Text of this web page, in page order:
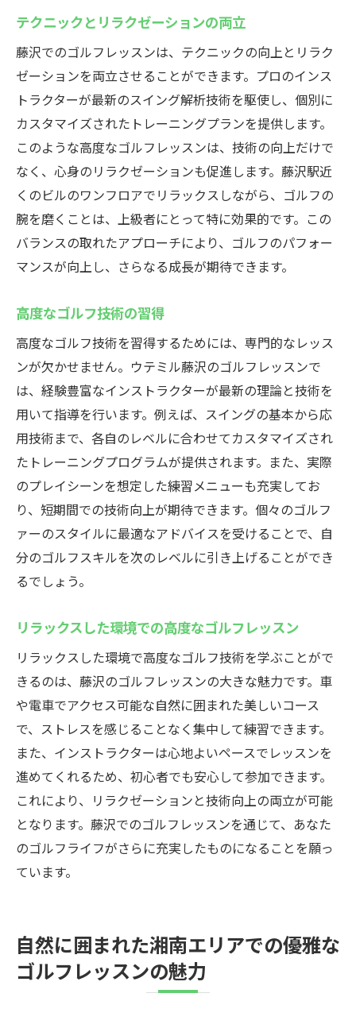
テクニックとリラクゼーションの両立
藤沢でのゴルフレッスンは、テクニックの向上とリラク
ゼーションを両立させることができます。プロのインス
トラクターが最新のスイング解析技術を駆使し、個別に
カスタマイズされたトレーニングプランを提供します。
このような高度なゴルフレッスンは、技術の向上だけで
なく、心身のリラクゼーションも促進します。藤沢駅近
くのビルのワンフロアでリラックスしながら、ゴルフの
腕を磨くことは、上級者にとって特に効果的です。この
バランスの取れたアプローチにより、ゴルフのパフォー
マンスが向上し、さらなる成長が期待できます。
高度なゴルフ技術の習得
高度なゴルフ技術を習得するためには、専門的なレッス
ンが欠かせません。ウテミル藤沢のゴルフレッスンで
は、経験豊富なインストラクターが最新の理論と技術を
用いて指導を行います。例えば、スイングの基本から応
用技術まで、各自のレベルに合わせてカスタマイズされ
たトレーニングプログラムが提供されます。また、実際
のプレイシーンを想定した練習メニューも充実してお
り、短期間での技術向上が期待できます。個々のゴルフ
ァーのスタイルに最適なアドバイスを受けることで、自
分のゴルフスキルを次のレベルに引き上げることができ
るでしょう。
リラックスした環境での高度なゴルフレッスン
リラックスした環境で高度なゴルフ技術を学ぶことがで
きるのは、藤沢のゴルフレッスンの大きな魅力です。車
や電車でアクセス可能な自然に囲まれた美しいコース
で、ストレスを感じることなく集中して練習できます。
また、インストラクターは心地よいペースでレッスンを
進めてくれるため、初心者でも安心して参加できます。
これにより、リラクゼーションと技術向上の両立が可能
となります。藤沢でのゴルフレッスンを通じて、あなた
のゴルフライフがさらに充実したものになることを願っ
ています。
自然に囲まれた湘南エリアでの優雅な
ゴルフレッスンの魅力